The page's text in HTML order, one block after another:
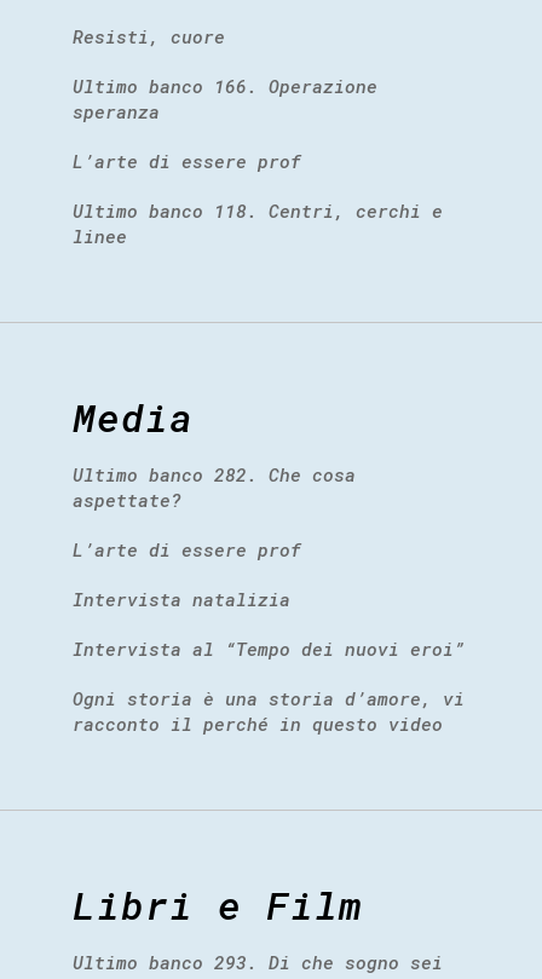
Resisti, cuore
Ultimo banco 166. Operazione
speranza
L’arte di essere prof
Ultimo banco 118. Centri, cerchi e
linee
Media
Ultimo banco 282. Che cosa
aspettate?
L’arte di essere prof
Intervista natalizia
Intervista al “Tempo dei nuovi eroi”
Ogni storia è una storia d’amore, vi
racconto il perché in questo video
Libri e Film
Ultimo banco 293. Di che sogno sei